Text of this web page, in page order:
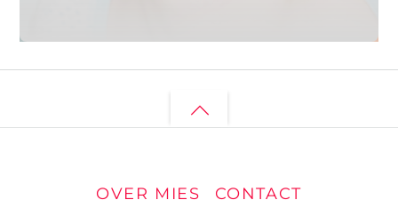
Back
OVER MIES
CONTACT